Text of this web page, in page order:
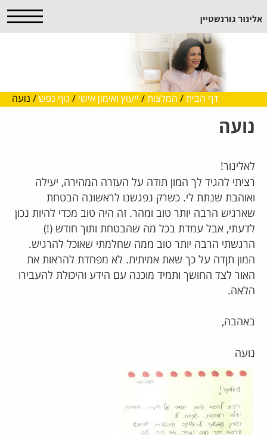
דף הבית / המלצות / ייעוץ ואימון אישי / גוף נפש / נועה
נועה
לאלינור!
רציתי להגיד לך המון תודה על העזרה המהירה, יעילה
ואוהבת שנתת לי. כשרק נפגשנו לראשונה הבטחת
שארגיש הרבה יותר טוב ומהר. זה היה טוב מכדי להיות נכון
לדעתי, אבל עמדת בכל מה שהבטחת ותוך חודש (!)
הרגשתי הרבה יותר טוב ממה שחלמתי שאוכל להרגיש.
המון תןדה על כך שאת אמיתית. לא מפחדת להראות את
האור לצד החושך ותמיד מוכנה עם הידע והיכולת להעבירו
הלאה.
באהבה,
נועה